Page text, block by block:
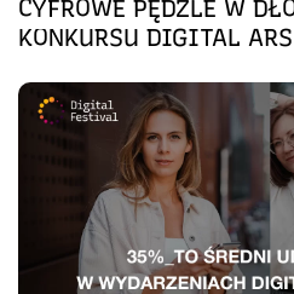
CYFROWE PĘDZLE W
KONKURSU DIGITAL ARS